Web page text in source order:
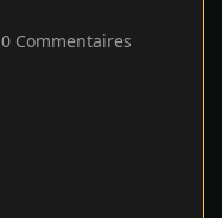
0 Commentaires